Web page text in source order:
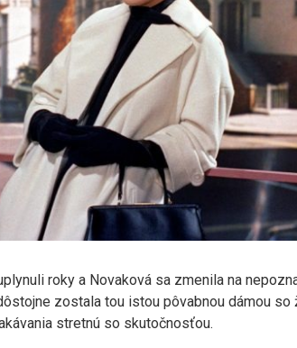
roky a Novaková sa zmenila na
zostala tou istou pôvabnou dámou so
stretnú so skutočnosťou.